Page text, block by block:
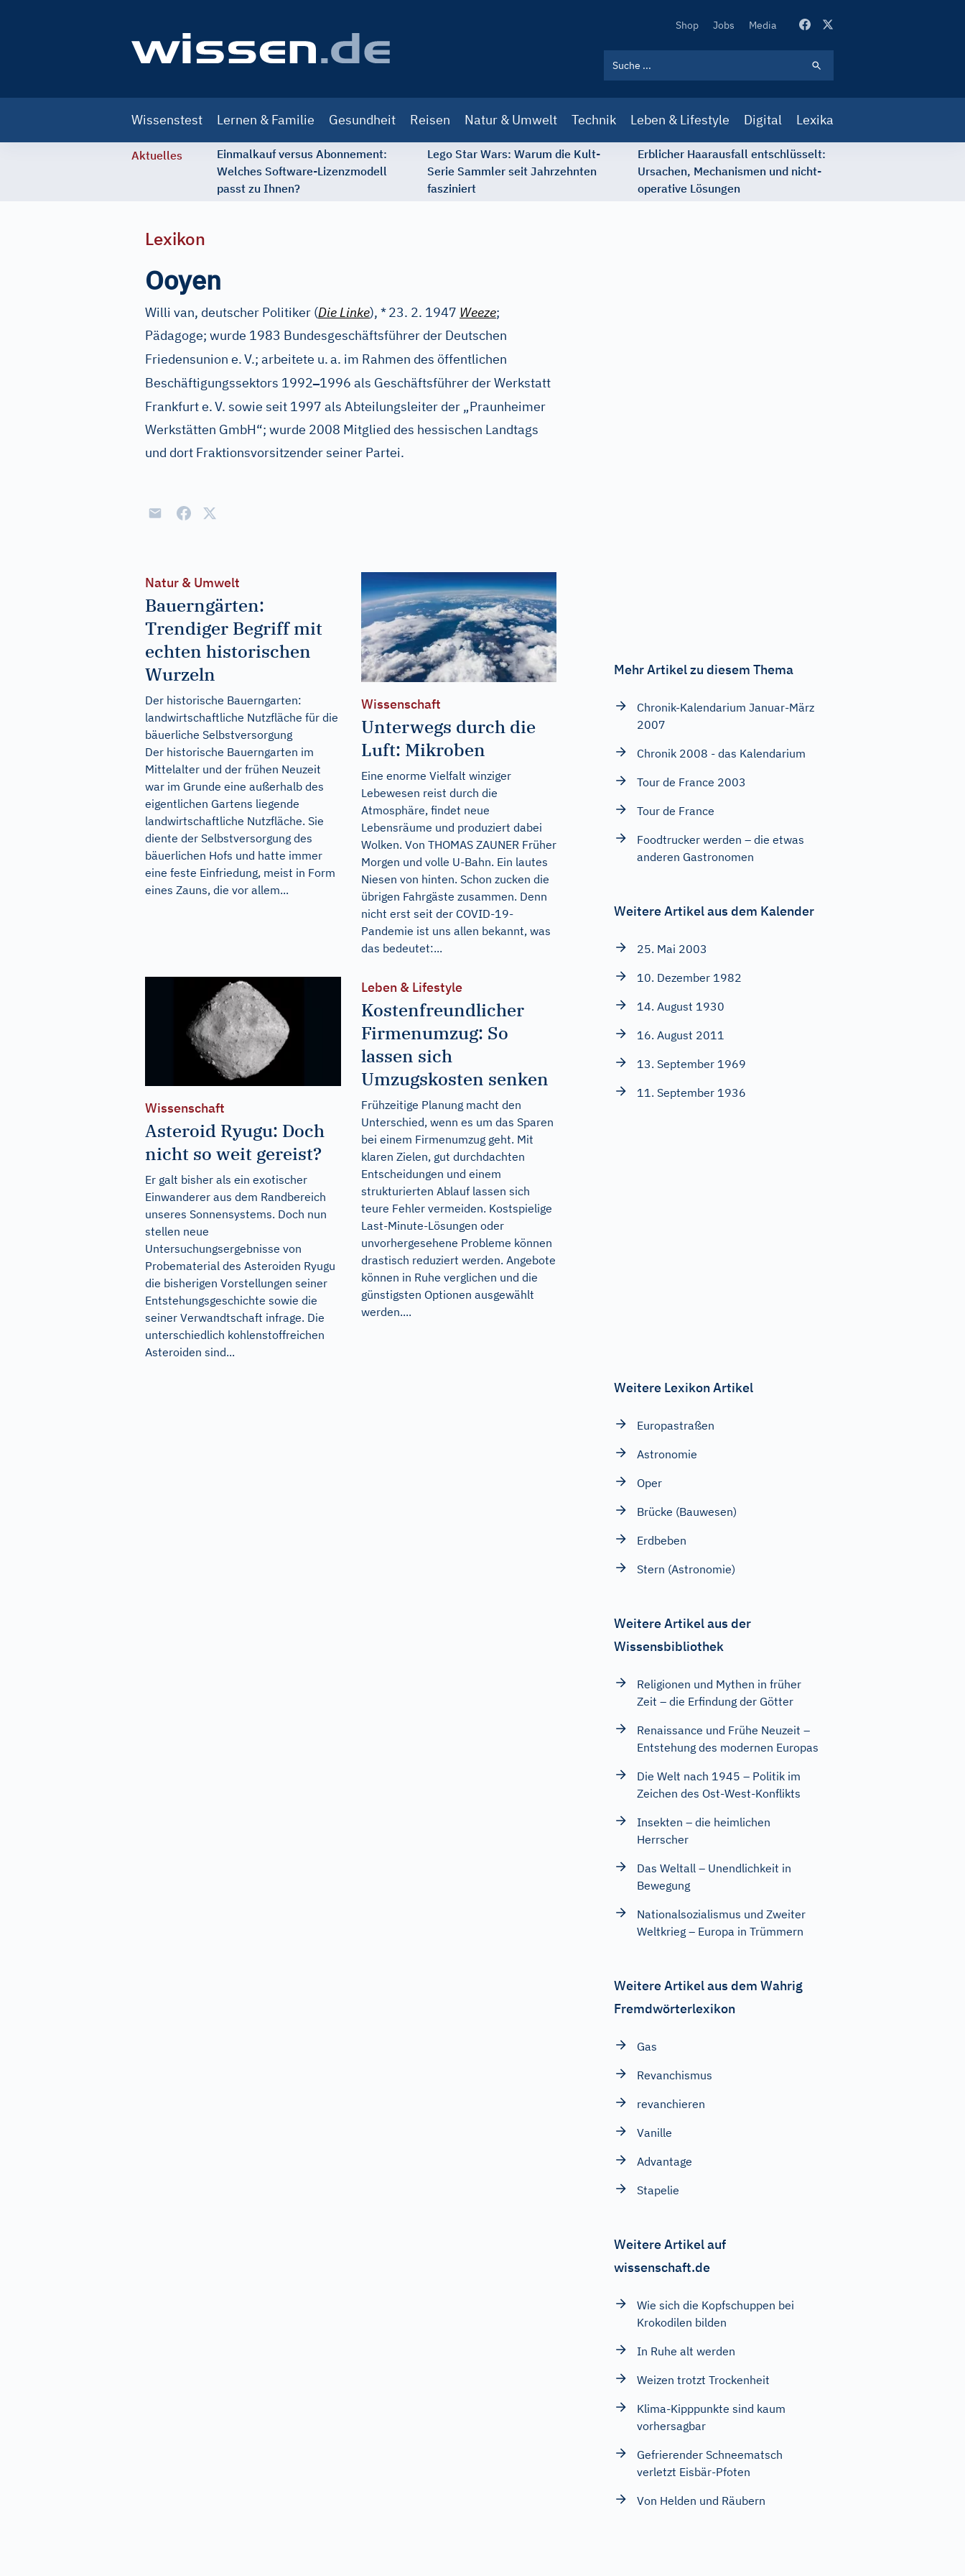
Secondary
Shop Jobs Media
navigation
Wissenstest Lernen & Familie Gesundheit Reisen Natur & Umwelt Technik Leben & Lifestyle Digital Lexika
Aktuelles
Einmalkauf versus Abonnement:
Welches Software-Lizenzmodell
passt zu Ihnen?
Lego Star Wars: Warum die Kult-
Serie Sammler seit Jahrzehnten
fasziniert
Erblicher Haarausfall entschlüsselt:
Ursachen, Mechanismen und nicht-
operative Lösungen
Lexikon
Ooyen
Willi van, deutscher Politiker (Die Linke), *23. 2. 1947 Weeze;
Pädagoge; wurde 1983 Bundesgeschäftsführer der Deutschen
Friedensunion e.V.; arbeitete u.a. im Rahmen des öffentlichen
Beschäftigungssektors 1992–1996 als Geschäftsführer der Werkstatt
Frankfurt e.V. sowie seit 1997 als Abteilungsleiter der „Praunheimer
Werkstätten GmbH“; wurde 2008 Mitglied des hessischen Landtags
und dort Fraktionsvorsitzender seiner Partei.
Natur & Umwelt
Bauerngärten:
Trendiger Begriff mit
echten historischen
Wurzeln
Der historische Bauerngarten:
landwirtschaftliche Nutzfläche für die
bäuerliche Selbstversorgung
Der historische Bauerngarten im
Mittelalter und der frühen Neuzeit
war im Grunde eine außerhalb des
eigentlichen Gartens liegende
landwirtschaftliche Nutzfläche. Sie
diente der Selbstversorgung des
bäuerlichen Hofs und hatte immer
eine feste Einfriedung, meist in Form
eines Zauns, die vor allem...
Wissenschaft
Unterwegs durch die
Luft: Mikroben
Eine enorme Vielfalt winziger
Lebewesen reist durch die
Atmosphäre, findet neue
Lebensräume und produziert dabei
Wolken. Von THOMAS ZAUNER Früher
Morgen und volle U-Bahn. Ein lautes
Niesen von hinten. Schon zucken die
übrigen Fahrgäste zusammen. Denn
nicht erst seit der COVID-19-
Pandemie ist uns allen bekannt, was
das bedeutet:...
Wissenschaft
Asteroid Ryugu: Doch
nicht so weit gereist?
Er galt bisher als ein exotischer
Einwanderer aus dem Randbereich
unseres Sonnensystems. Doch nun
stellen neue
Untersuchungsergebnisse von
Probematerial des Asteroiden Ryugu
die bisherigen Vorstellungen seiner
Entstehungsgeschichte sowie die
seiner Verwandtschaft infrage. Die
unterschiedlich kohlenstoffreichen
Asteroiden sind...
Leben & Lifestyle
Kostenfreundlicher
Firmenumzug: So
lassen sich
Umzugskosten senken
Frühzeitige Planung macht den
Unterschied, wenn es um das Sparen
bei einem Firmenumzug geht. Mit
klaren Zielen, gut durchdachten
Entscheidungen und einem
strukturierten Ablauf lassen sich
teure Fehler vermeiden. Kostspielige
Last-Minute-Lösungen oder
unvorhergesehene Probleme können
drastisch reduziert werden. Angebote
können in Ruhe verglichen und die
günstigsten Optionen ausgewählt
werden....
Mehr Artikel zu diesem Thema
Chronik-Kalendarium Januar-März
2007
Chronik 2008 - das Kalendarium
Tour de France 2003
Tour de France
Foodtrucker werden – die etwas
anderen Gastronomen
Weitere Artikel aus dem Kalender
25. Mai 2003
10. Dezember 1982
14. August 1930
16. August 2011
13. September 1969
11. September 1936
Weitere Lexikon Artikel
Europastraßen
Astronomie
Oper
Brücke (Bauwesen)
Erdbeben
Stern (Astronomie)
Weitere Artikel aus der
Wissensbibliothek
Religionen und Mythen in früher
Zeit – die Erfindung der Götter
Renaissance und Frühe Neuzeit –
Entstehung des modernen Europas
Die Welt nach 1945 – Politik im
Zeichen des Ost-West-Konflikts
Insekten – die heimlichen
Herrscher
Das Weltall – Unendlichkeit in
Bewegung
Nationalsozialismus und Zweiter
Weltkrieg – Europa in Trümmern
Weitere Artikel aus dem Wahrig
Fremdwörterlexikon
Gas
Revanchismus
revanchieren
Vanille
Advantage
Stapelie
Weitere Artikel auf
wissenschaft.de
Wie sich die Kopfschuppen bei
Krokodilen bilden
In Ruhe alt werden
Weizen trotzt Trockenheit
Klima-Kipppunkte sind kaum
vorhersagbar
Gefrierender Schneematsch
verletzt Eisbär-Pfoten
Von Helden und Räubern